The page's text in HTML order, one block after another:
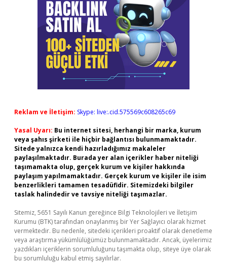
Reklam ve İletişim: Skype: live:.cid.575569c608265c69
Yasal Uyarı: Bu internet sitesi, herhangi bir marka, kurum
veya şahıs şirketi ile hiçbir bağlantısı bulunmamaktadır.
Sitede yalnızca kendi hazırladığımız makaleler
paylaşılmaktadır. Burada yer alan içerikler haber niteliği
taşımamakta olup, gerçek kurum ve kişiler hakkında
paylaşım yapılmamaktadır. Gerçek kurum ve kişiler ile isim
benzerlikleri tamamen tesadüfidir. Sitemizdeki bilgiler
taslak halindedir ve tavsiye niteliği taşımazlar.
Sitemiz, 5651 Sayılı Kanun gereğince Bilgi Teknolojileri ve İletişim
Kurumu (BTK) tarafından onaylanmış bir Yer Sağlayıcı olarak hizmet
vermektedir. Bu nedenle, sitedeki içerikleri proaktif olarak denetleme
veya araştırma yükümlülüğümüz bulunmamaktadır. Ancak, üyelerimiz
yazdıkları içeriklerin sorumluluğunu taşımakta olup, siteye üye olarak
bu sorumluluğu kabul etmiş sayılırlar.